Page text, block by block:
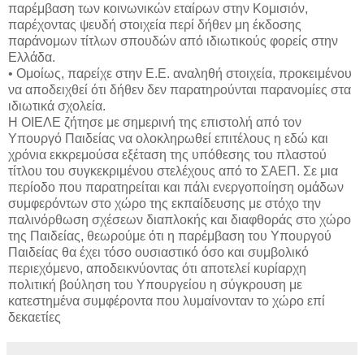
παρέμβαση των κοινωνικών εταίρων στην Κομισιόν,
παρέχοντας ψευδή στοιχεία περί δήθεν μη έκδοσης
παράνομων τίτλων σπουδών από ιδιωτικούς φορείς στην
Ελλάδα.
• Ομοίως, παρείχε στην Ε.Ε. αναληθή στοιχεία, προκειμένου
να αποδειχθεί ότι δήθεν δεν παρατηρούνται παρανομίες στα
ιδιωτικά σχολεία.
Η ΟΙΕΛΕ ζήτησε με σημερινή της επιστολή από τον
Υπουργό Παιδείας να ολοκληρωθεί επιτέλους η εδώ και
χρόνια εκκρεμούσα εξέταση της υπόθεσης του πλαστού
τίτλου του συγκεκριμένου στελέχους από το ΣΑΕΠ. Σε μια
περίοδο που παρατηρείται και πάλι ενεργοποίηση ομάδων
συμφερόντων στο χώρο της εκπαίδευσης με στόχο την
παλινόρθωση σχέσεων διαπλοκής και διαφθοράς στο χώρο
της Παιδείας, θεωρούμε ότι η παρέμβαση του Υπουργού
Παιδείας θα έχει τόσο ουσιαστικό όσο και συμβολικό
περιεχόμενο, αποδεικνύοντας ότι αποτελεί κυρίαρχη
πολιτική βούληση του Υπουργείου η σύγκρουση με
κατεστημένα συμφέροντα που λυμαίνονταν το χώρο επί
δεκαετίες